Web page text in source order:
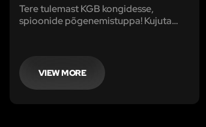
Tere tulemast KGB kongidesse,
spioonide põgenemistuppa! Kujuta
VIEW MORE